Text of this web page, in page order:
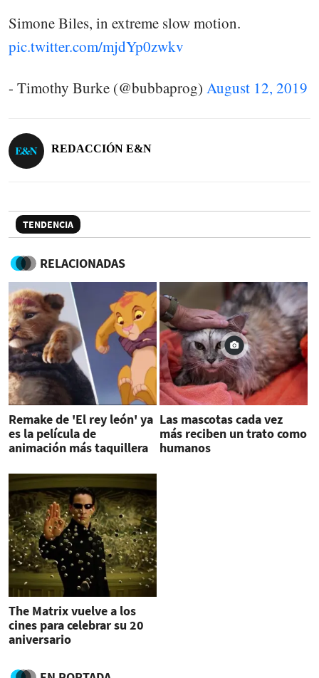
Simone Biles, in extreme slow motion.
pic.twitter.com/mjdYp0zwkv
- Timothy Burke (@bubbaprog) August 12, 2019
REDACCIÓN E&N
TENDENCIA
RELACIONADAS
Remake de 'El rey león' ya
es la película de
animación más taquillera
Las mascotas cada vez
más reciben un trato como
humanos
The Matrix vuelve a los
cines para celebrar su 20
aniversario